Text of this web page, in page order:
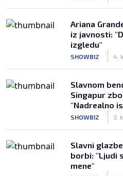
Ariana
iz javnosti:
izgledu"
SHOWBIZ
|
4.
Slavnom
Singapur
"Nadrealno
SHOWBIZ
|
3.
Slavni
borbi: "Ljudi
mene"
|